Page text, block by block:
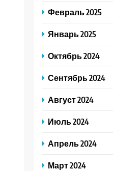
Февраль 2025
Январь 2025
Октябрь 2024
Сентябрь 2024
Август 2024
Июль 2024
Апрель 2024
Март 2024